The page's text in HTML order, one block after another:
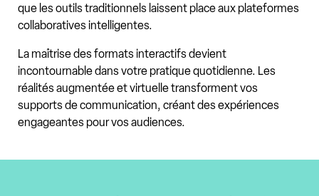
que les outils traditionnels laissent place aux plateformes
collaboratives intelligentes.
La maîtrise des formats interactifs devient
incontournable dans votre pratique quotidienne. Les
réalités augmentée et virtuelle transforment vos
supports de communication, créant des expériences
engageantes pour vos audiences.